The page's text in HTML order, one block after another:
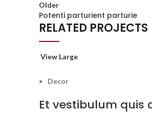
Older
Potenti parturient parturie
RELATED PROJECTS
View Large
Decor
Et vestibulum quis